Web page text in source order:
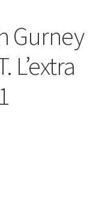
Gurney
L’extra